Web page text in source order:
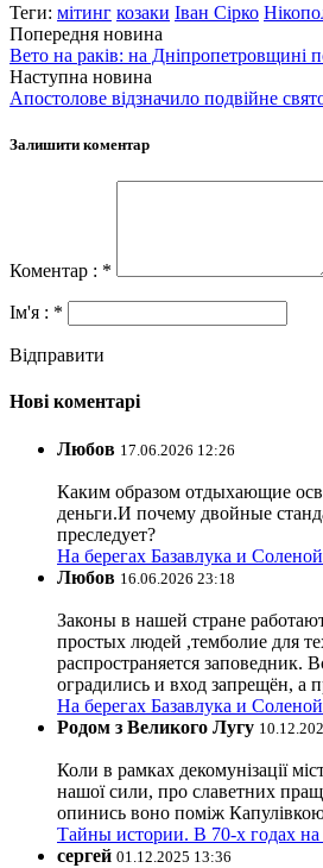
Теги: мітинг козаки Іван Сірко
Попередня новина
Вето на раків: на Дніпропетровщині
Наступна новина
Апостолове відзначило подвійне
Залишити коментар
Коментар : *
Ім'я : *
Відправити
Нові коментарі
Любов 17.06.2026 12:26
Каким образом отдыхающие
деньги.И почему двойные
преследует?
На берегах Базавлука и
Любов 16.06.2026 23:18
Законы в нашей стране
простых людей ,темболие для
распространяется заповедник.
оградились и вход запрещён, а
На берегах Базавлука и
Родом з Великого Лугу
Коли в рамках декомунізації
нашої сили, про славетних
опинись воно поміж
Тайны истории. В 70-х годах на
сергей 01.12.2025 13:36